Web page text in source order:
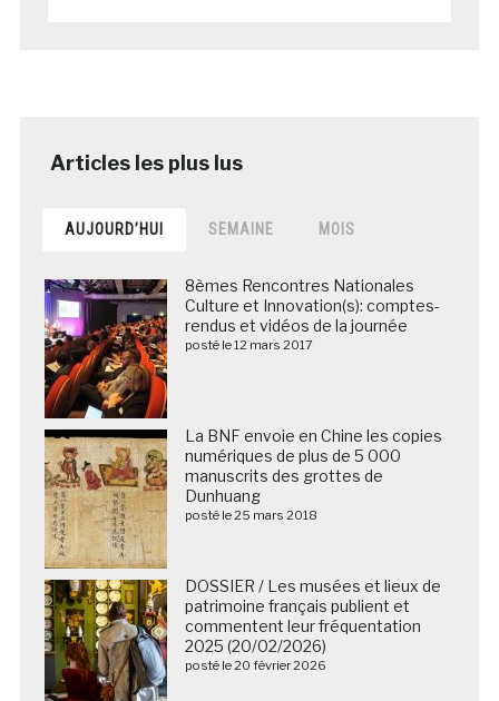
AUJOURD’HUI SEMAINE MOIS
8èmes Rencontres Nationales
Culture et Innovation(s): comptes-
rendus et vidéos de la journée
posté le 12 mars 2017
La BNF envoie en Chine les copies
numériques de plus de 5 000
manuscrits des grottes de
Dunhuang
posté le 25 mars 2018
DOSSIER / Les musées et lieux de
patrimoine français publient et
commentent leur fréquentation
2025 (20/02/2026)
posté le 20 février 2026